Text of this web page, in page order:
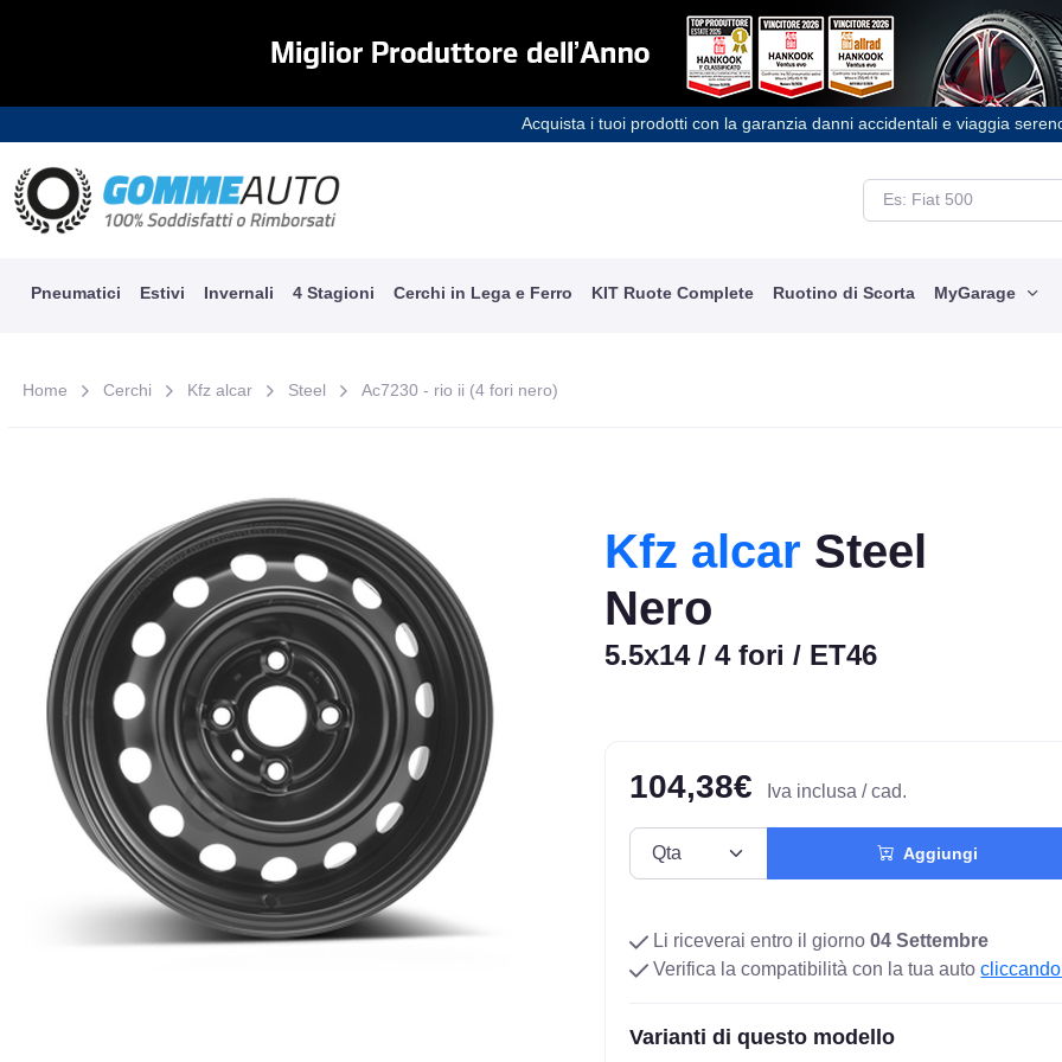
Acquista i tuoi prodotti con la garanzia danni accidentali e viaggia
Pneumatici Estivi Invernali 4 Stagioni Cerchi in Lega e Ferro KIT Ruote Complete Ruotino di Scorta MyGarage
Home Cerchi Kfz alcar Steel Ac7230 - rio ii (4 fori nero)
Kfz alcar Steel
Nero
5.5x14 / 4 fori / ET46
104,38€ Iva inclusa / cad.
Aggiungi
Li riceverai entro il giorno04 Settembre
Verifica la compatibilità con la tua auto
Varianti di questo modello